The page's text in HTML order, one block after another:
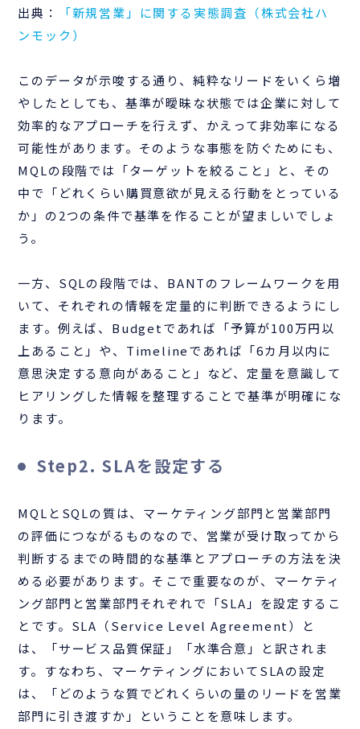
出典：
「新規営業」に関する実態調査（株式会社ハ
ンモック）
このデータが示唆する通り、純粋なリードをいくら増
やしたとしても、基準が曖昧な状態では企業に対して
効率的なアプローチを行えず、かえって非効率になる
可能性があります。そのような事態を防ぐためにも、
MQLの段階では「ターゲットを絞ること」と、その
中で「どれくらい購買意欲が見える行動をとっている
か」の2つの条件で基準を作ることが望ましいでしょ
う。
一方、SQLの段階では、BANTのフレームワークを用
いて、それぞれの情報を定量的に判断できるようにし
ます。例えば、Budgetであれば「予算が100万円以
上あること」や、Timelineであれば「6カ月以内に
意思決定する意向があること」など、定量を意識して
ヒアリングした情報を整理することで基準が明確にな
ります。
Step2. SLAを設定する
MQLとSQLの質は、マーケティング部門と営業部門
の評価につながるものなので、営業が受け取ってから
判断するまでの時間的な基準とアプローチの方法を決
める必要があります。そこで重要なのが、マーケティ
ング部門と営業部門それぞれで「SLA」を設定するこ
とです。SLA（Service Level Agreement）と
は、「サービス品質保証」「水準合意」と訳されま
す。すなわち、マーケティングにおいてSLAの設定
は、「どのような質でどれくらいの量のリードを営業
部門に引き渡すか」ということを意味します。